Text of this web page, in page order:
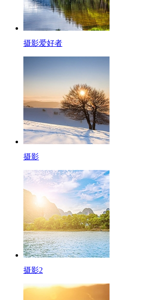
摄影爱好者
摄影
摄影2